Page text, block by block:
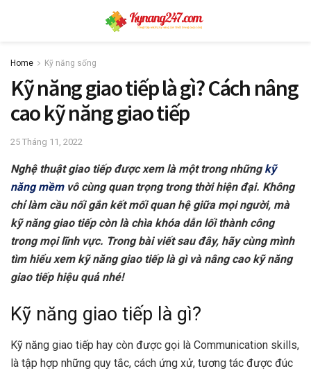
Home Kỹ năng sống
Kỹ năng giao tiếp là gì? Cách nâng
cao kỹ năng giao tiếp
25 Tháng 11, 2022
Nghệ thuật giao tiếp được xem là một trong nhữngkỹ
năng mềmvô cùng quan trọng trong thời hiện đại. Không
chỉ làm cầu nối gắn kết mối quan hệ giữa mọi người, mà
kỹ năng giao tiếp còn là chìa khóa dẫn lối thành công
trong mọi lĩnh vực. Trong bài viết sau đây, hãy cùng mình
tìm hiểu xem kỹ năng giao tiếp là gì và nâng cao kỹ năng
giao tiếp hiệu quả nhé!
Kỹ năng giao tiếp là gì?
Kỹ năng giao tiếp hay còn được gọi là Communication skills,
là tập hợp những quy tắc, cách ứng xử, tương tác được đúc